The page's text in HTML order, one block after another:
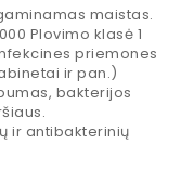
maistas.
Plovimo klasė 1
priemones
ir pan.)
bakterijos
ir antibakterinių